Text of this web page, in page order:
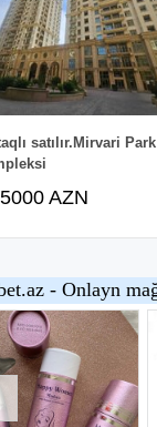
satılır.Mirvari Park
AZN